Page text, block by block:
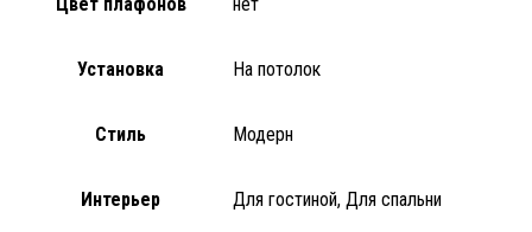
Установка На потолок
Стиль Модерн
Интерьер Для гостиной, Для спальни